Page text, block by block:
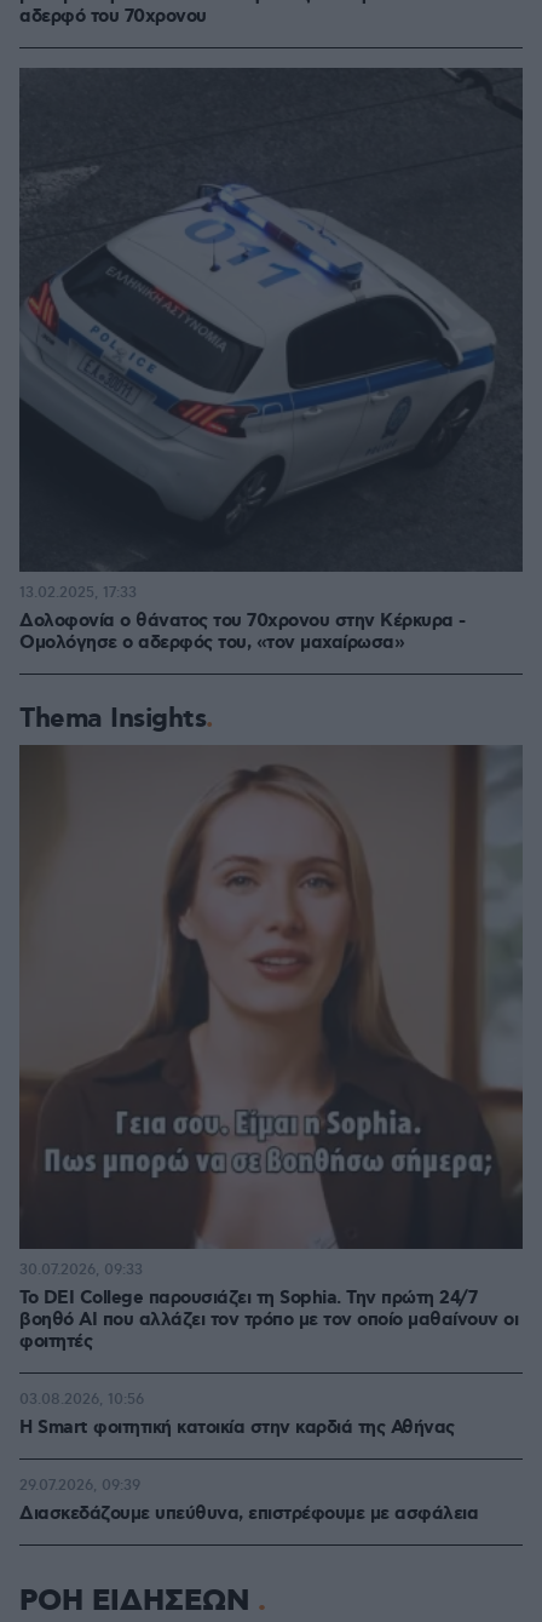
αδερφό του 70χρονου
Δολοφονία ο θάνατος του 70χρονου στην Κέρκυρα -
Ομολόγησε ο αδερφός του, «τον μαχαίρωσα»
13.02.2025, 17:33
Thema Insights
Το DEI College παρουσιάζει τη Sophia. Την πρώτη 24/7
βοηθό AI που αλλάζει τον τρόπο με τον οποίο μαθαίνουν οι
φοιτητές
30.07.2026, 09:33
Η Smart φοιτητική κατοικία στην καρδιά της Αθήνας
03.08.2026, 10:56
Διασκεδάζουμε υπεύθυνα, επιστρέφουμε με ασφάλεια
29.07.2026, 09:39
ΡΟΗ ΕΙΔΗΣΕΩΝ